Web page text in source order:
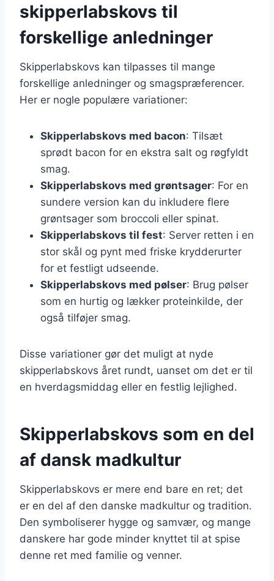
skipperlabskovs til
forskellige anledninger
Skipperlabskovs kan tilpasses til mange
forskellige anledninger og smagspræferencer.
Her er nogle populære variationer:
Skipperlabskovs med bacon: Tilsæt
sprødt bacon for en ekstra salt og røgfyldt
smag.
Skipperlabskovs med grøntsager: For en
sundere version kan du inkludere flere
grøntsager som broccoli eller spinat.
Skipperlabskovs til fest: Server retten i en
stor skål og pynt med friske krydderurter
for et festligt udseende.
Skipperlabskovs med pølser: Brug pølser
som en hurtig og lækker proteinkilde, der
også tilføjer smag.
Disse variationer gør det muligt at nyde
skipperlabskovs året rundt, uanset om det er til
en hverdagsmiddag eller en festlig lejlighed.
Skipperlabskovs som en del
af dansk madkultur
Skipperlabskovs er mere end bare en ret; det
er en del af den danske madkultur og tradition.
Den symboliserer hygge og samvær, og mange
danskere har gode minder knyttet til at spise
denne ret med familie og venner.